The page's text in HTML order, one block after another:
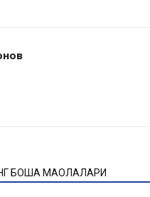
БОШҚА МАҚОЛАЛАРИ